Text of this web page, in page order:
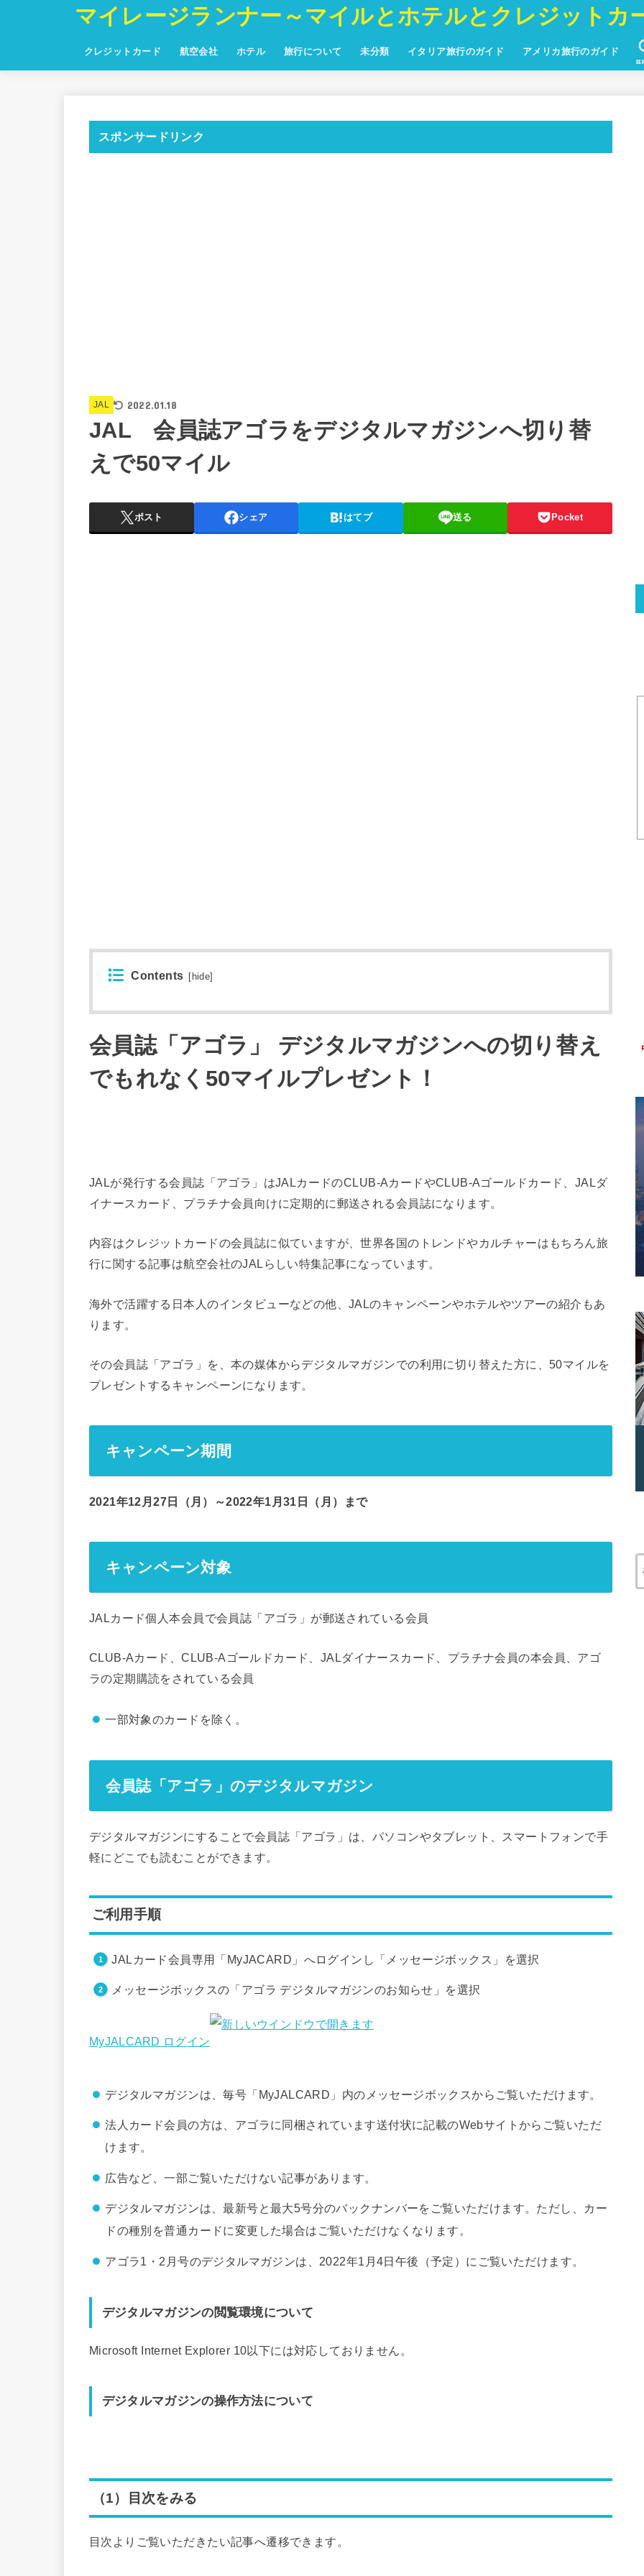
マイレージランナー～マイルとホテルとクレジットカ
クレジットカード 航空会社 ホテル 旅行について 未分類 イタリア旅行のガイド アメリカ旅行のガイド
スポンサードリンク
JAL 2022.01.18
JAL 会員誌アゴラをデジタルマガジンへ切り替
えで50マイル
ポスト シェア はてブ 送る Pocket
Contents [ hide]
会員誌「アゴラ」 デジタルマガジンへの切り替え
でもれなく50マイルプレゼント！
JALが発行する会員誌「アゴラ」はJALカードのCLUB-AカードやCLUB-Aゴールドカード、JALダ
イナースカード、プラチナ会員向けに定期的に郵送される会員誌になります。
内容はクレジットカードの会員誌に似ていますが、世界各国のトレンドやカルチャーはもちろん旅
行に関する記事は航空会社のJALらしい特集記事になっています。
海外で活躍する日本人のインタビューなどの他、JALのキャンペーンやホテルやツアーの紹介もあ
ります。
その会員誌「アゴラ」を、本の媒体からデジタルマガジンでの利用に切り替えた方に、50マイルを
プレゼントするキャンペーンになります。
キャンペーン期間
2021年12月27日（月）～2022年1月31日（月）まで
キャンペーン対象
JALカード個人本会員で会員誌「アゴラ」が郵送されている会員
CLUB-Aカード、CLUB-Aゴールドカード、JALダイナースカード、プラチナ会員の本会員、アゴ
ラの定期購読をされている会員
一部対象のカードを除く。
会員誌「アゴラ」のデジタルマガジン
デジタルマガジンにすることで会員誌「アゴラ」は、パソコンやタブレット、スマートフォンで手
軽にどこでも読むことができます。
ご利用手順
JALカード会員専用「MyJACARD」へログインし「メッセージボックス」を選択
メッセージボックスの「アゴラ デジタルマガジンのお知らせ」を選択
MyJALCARD ログイン
デジタルマガジンは、毎号「MyJALCARD」内のメッセージボックスからご覧いただけます。
法人カード会員の方は、アゴラに同梱されています送付状に記載のWebサイトからご覧いただ
けます。
広告など、一部ご覧いただけない記事があります。
デジタルマガジンは、最新号と最大5号分のバックナンバーをご覧いただけます。ただし、カー
ドの種別を普通カードに変更した場合はご覧いただけなくなります。
アゴラ1・2月号のデジタルマガジンは、2022年1月4日午後（予定）にご覧いただけます。
デジタルマガジンの閲覧環境について
Microsoft Internet Explorer 10以下には対応しておりません。
デジタルマガジンの操作方法について
（1）目次をみる
目次よりご覧いただきたい記事へ遷移できます。